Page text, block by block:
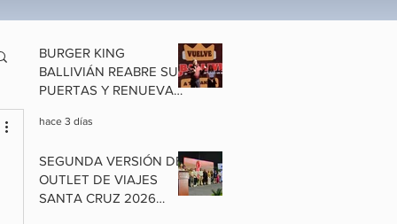
BURGER KING
BALLIVIÁN REABRE SUS
PUERTAS Y RENUEVA
COCHABAMBA
hace 3 días
SEGUNDA VERSIÓN DEL
OUTLET DE VIAJES
SANTA CRUZ 2026